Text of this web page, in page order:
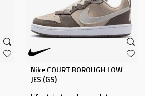
Nike COURT BOROUGH LOW
JES (GS)